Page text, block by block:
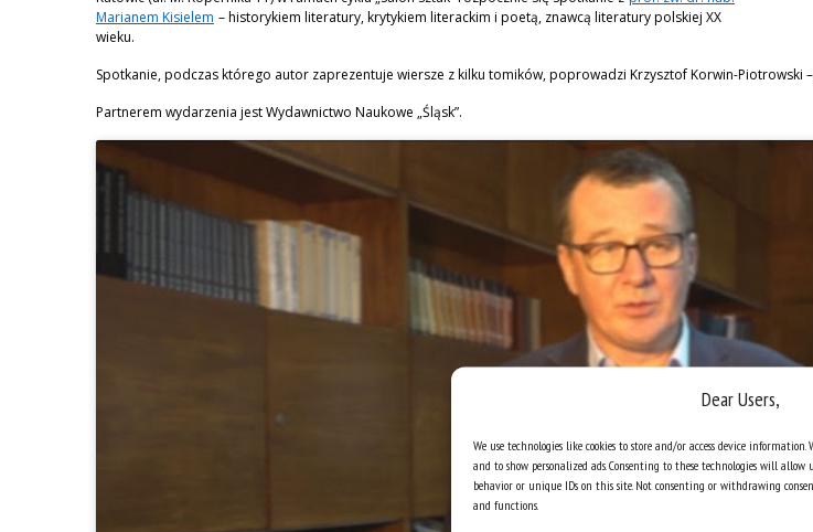
Dear Users,
We use technologies like cookies to store and/or access device
and to show personalized ads. Consenting to these technologies will allow
behavior or unique IDs on this site. Not consenting or withdrawing
and functions.
Marianem Kisielem – historykiem literatury, krytykiem literackim i poetą, znawcą literatury polskiej XX
wieku.
Spotkanie, podczas którego autor zaprezentuje wiersze z kilku tomików, poprowadzi Krzysztof Korwin-Piotrowski
Partnerem wydarzenia jest Wydawnictwo Naukowe „Śląsk”.
Kliknij "zgadzam się", żeby
Youtube